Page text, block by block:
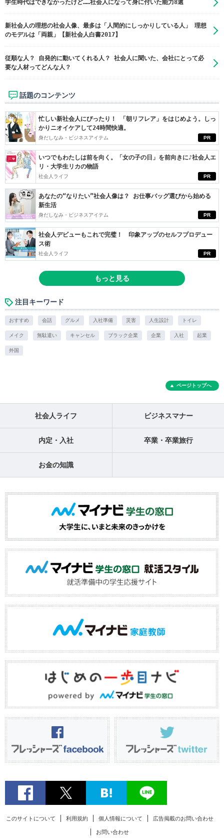
学生時代はできなかったけど……社会人になって身に付いた能力8選
新社会人の理想の社会人像、最多は「人間的にしっかりしている人」 理想
のモデルは「両親」【新社会人白書2017】
従順な人？ 自発的に動いてくれる人？ 社会人に聞いた、会社にとって必
要な人材ってどんな人？
話題のコンテンツ
PR
忙しい新社会人にぴったり！ 「朝リフレア」をはじめよう。しっ
かりニオイケアして24時間快適。
身だしなみ・ビジネスアイテム
PR
いつでもわたしは前を向く。「女の子の日」を前向きに♪社会人エ
リ・大学生リカの物語
社会人ライフ
PR
あなたの“なりたい”社会人像は？ お仕事バッグ選びから始める
新生活
身だしなみ・ビジネスアイテム
PR
社会人デビューもこれで完璧！ 印象アップのセルフプロデュー
ス術
社会人ライフ
もっと見る
注目キーワード
おすすめ 会話 グルメ 入社準備 災害 人生設計 トイレ
メイク 無駄遣い キャンセル ブラック企業 企業 入社 起業
外国
ページトップへ
社会人ライフ ビジネスマナー
内定・入社 卒業・卒業旅行
お金の知識
このサイトについて 利用規約 個人情報について 広告掲載のお問い合わせ
お問い合わせ